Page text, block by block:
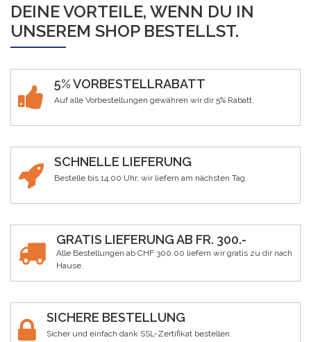
DEINE VORTEILE, WENN DU IN
UNSEREM SHOP BESTELLST.
5% VORBESTELLRABATT
Auf alle Vorbestellungen gewähren wir dir 5% Rabatt.
SCHNELLE LIEFERUNG
Bestelle bis 14.00 Uhr, wir liefern am nächsten Tag.
GRATIS LIEFERUNG AB FR. 300.-
Alle Bestellungen ab CHF 300.00 liefern wir gratis zu dir nach
Hause.
SICHERE BESTELLUNG
Sicher und einfach dank SSL-Zertifikat bestellen.